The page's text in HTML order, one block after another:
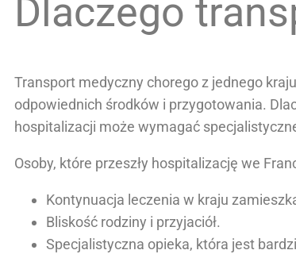
Dlaczego
Transport medyczny chorego z jednego
odpowiednich środków i przygotowania.
hospitalizacji może wymagać
Osoby, które przeszły hospitalizację we
Kontynuacja leczenia w kraju
Bliskość rodziny i przyjaciół.
Specjalistyczna opieka, która jest